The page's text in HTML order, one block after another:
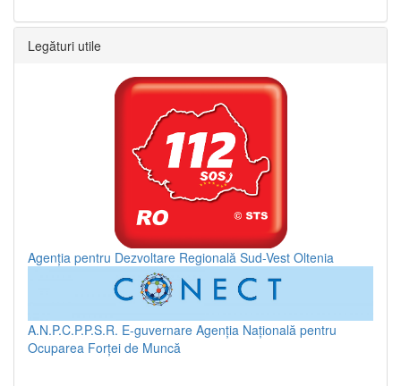
Legături utile
Agenția pentru Dezvoltare Regională Sud-Vest Oltenia
A.N.P.C.P.P.S.R. E-guvernare Agenția Națională pentru
Ocuparea Forței de Muncă